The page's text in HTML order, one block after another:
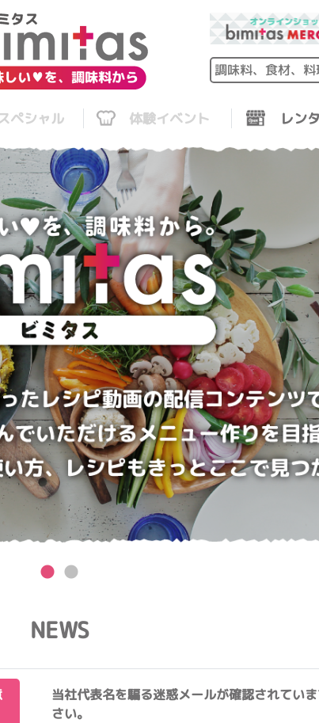
ペシャル 体験イベント レン
NEWS
当社代表名を騙る迷惑メールが確認されてい
さい。